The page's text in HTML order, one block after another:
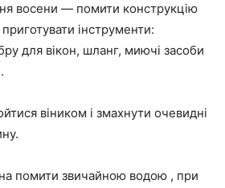
восени — помити конструкцію
інструменти:
для вікон, шланг, миючі засоби
віником і змахнути очевидні
помити звичайною водою , при